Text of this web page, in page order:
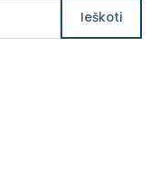
Ieškoti